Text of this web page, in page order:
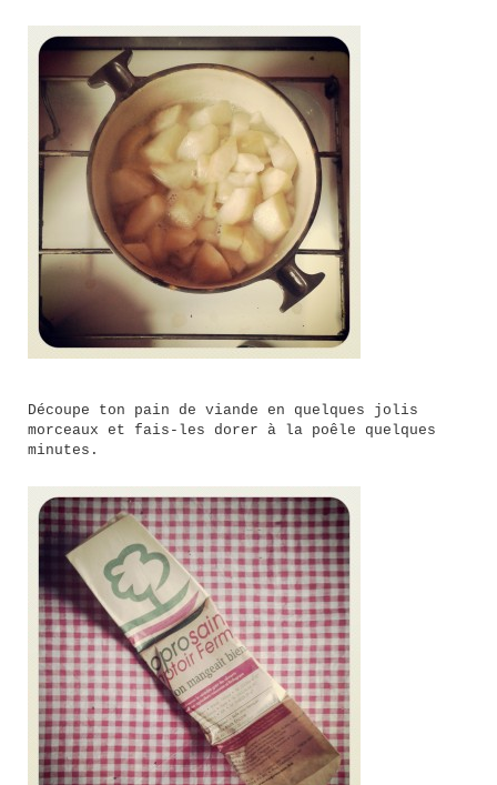
Découpe ton pain de viande en quelques jolis
morceaux et fais-les dorer à la poêle quelques
minutes.